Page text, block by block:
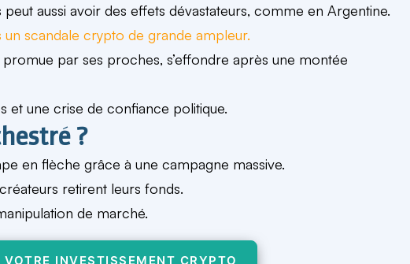
peut aussi avoir des effets dévastateurs, comme en Argentine.
unscandale crypto de grande ampleur.
par ses proches, s’effondre après une montée
et une crise de confiance politique.
?
en flèche grâce à une campagne massive.
retirent leurs fonds.
de marché.
INVESTISSEMENT CRYPTO